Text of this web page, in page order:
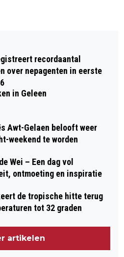
- MEI 2024
WINT IN
VAN
recordaantal
over nepagenten in eerste
in Geleen
Awt-Gelaen belooft weer
weekend te worden
Wei – Een dag vol
ontmoeting en inspiratie
de tropische hitte terug
tot 32 graden
artikelen